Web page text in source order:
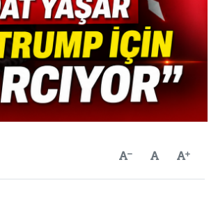
Yazıyı KüçültVarsayılanYazıyı Büyüt